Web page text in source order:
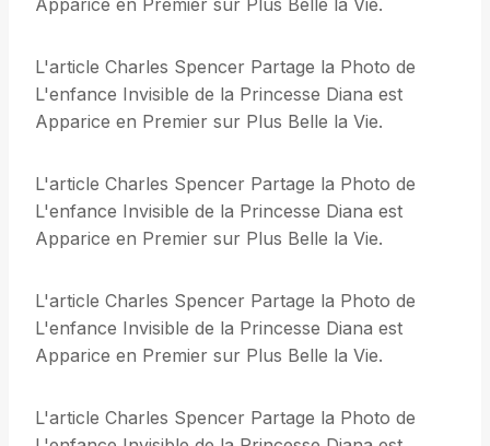
Apparice en Premier sur Plus Belle la Vie.
L'article Charles Spencer Partage la Photo de
L'enfance Invisible de la Princesse Diana est
Apparice en Premier sur Plus Belle la Vie.
L'article Charles Spencer Partage la Photo de
L'enfance Invisible de la Princesse Diana est
Apparice en Premier sur Plus Belle la Vie.
L'article Charles Spencer Partage la Photo de
L'enfance Invisible de la Princesse Diana est
Apparice en Premier sur Plus Belle la Vie.
L'article Charles Spencer Partage la Photo de